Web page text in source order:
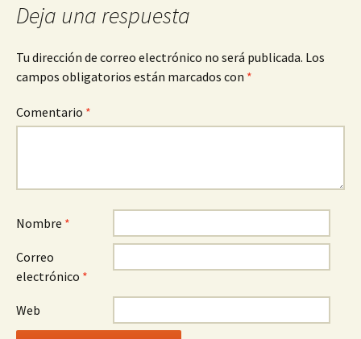
Deja una respuesta
Tu dirección de correo electrónico no será publicada. Los
campos obligatorios están marcados con *
Comentario *
Nombre *
Correo
electrónico *
Web